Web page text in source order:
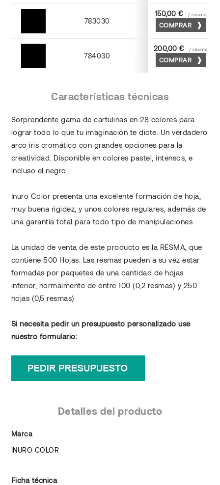
783030
Negro
150,00 € / resma
COMPRAR
784030
Negro
200,00 € / resma
COMPRAR
Características técnicas
Sorprendente gama de cartulinas en 28 colores para
lograr todo lo que tu imaginación te dicte. Un verdadero
arco iris cromático con grandes opciones para la
creatividad. Disponible en colores pastel, intensos, e
incluso el negro.
Inuro Color presenta una excelente formación de hoja,
muy buena rigidez, y unos colores regulares, además de
una garantía total para todo tipo de manipulaciones
La unidad de venta de este producto es la RESMA, que
contiene 500 Hojas. Las resmas pueden a su vez estar
formadas por paquetes de una cantidad de hojas
inferior, normalmente de entre 100 (0,2 resmas) y 250
hojas (0,5 resmas)
Si necesita pedir un presupuesto personalizado use
nuestro formulario:
Detalles del producto
Marca
INURO COLOR
Ficha técnica